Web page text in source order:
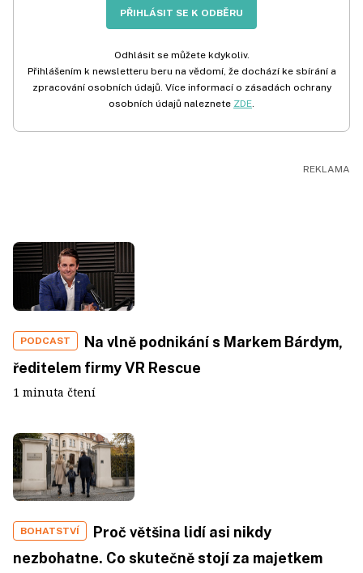
PŘIHLÁSIT SE K ODBĚRU
Odhlásit se můžete kdykoliv.
Přihlášením k newsletteru beru na vědomí, že dochází ke sbírání a
zpracování osobních údajů. Více informací o zásadách ochrany
osobních údajů naleznete ZDE.
PODCAST
Na vlně podnikání s Markem Bárdym,
ředitelem firmy VR Rescue
1 minuta čtení
BOHATSTVÍ
Proč většina lidí asi nikdy
nezbohatne. Co skutečně stojí za majetkem